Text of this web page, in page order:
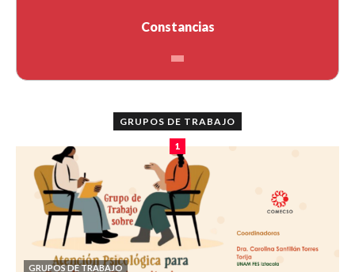
Constancias
GRUPOS DE TRABAJO
1
GRUPOS DE TRABAJO